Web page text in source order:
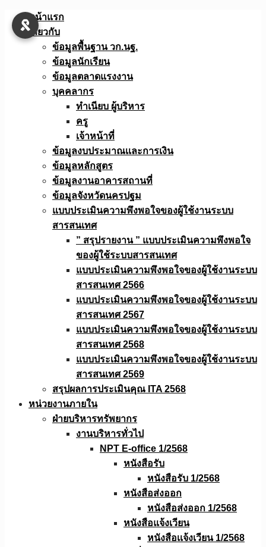
Skip
หน้าแรก
เกี่ยวกับ
ข้อมูลพื้นฐาน วก.นฐ.
ข้อมูลนักเรียน
ข้อมูลตลาดแรงงาน
บุคคลากร
ทำเนียบ ผู้บริหาร
ครู
เจ้าหน้าที่
ข้อมูลงบประมาณเเละการเงิน
ข้อมูลหลักสูตร
ข้อมูลงานอาคารสถานที่
ข้อมูลจังหวัดนครปฐม
แบบประเมินความพึงพอใจของผู้ใช้งานระบบ
สารสนเทศ
” สรุปรายงาน ” แบบประเมินความพึงพอใจ
ของผู้ใช้ระบบสารสนเทศ
แบบประเมินความพึงพอใจของผู้ใช้งานระบบ
สารสนเทศ 2566
แบบประเมินความพึงพอใจของผู้ใช้งานระบบ
สารสนเทศ 2567
แบบประเมินความพึงพอใจของผู้ใช้งานระบบ
สารสนเทศ 2568
แบบประเมินความพึงพอใจของผู้ใช้งานระบบ
สารสนเทศ 2569
สรุปผลการประเมินคุณ ITA 2568
หน่วยงานภายใน
ฝ่ายบริหารทรัพยากร
งานบริหารทั่วไป
NPT E-office 1/2568
หนังสือรับ
หนังสือรับ 1/2568
หนังสือส่งออก
หนังสือส่งออก 1/2568
หนังสือแจ้งเวียน
หนังสือเเจ้งเวียน 1/2568